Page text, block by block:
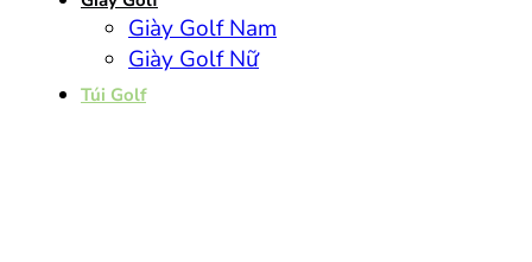
Giày Golf Nam
Giày Golf Nữ
Túi Golf